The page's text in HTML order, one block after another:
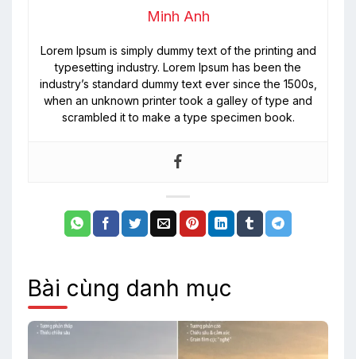
Minh Anh
Lorem Ipsum is simply dummy text of the printing and
typesetting industry. Lorem Ipsum has been the
industry’s standard dummy text ever since the 1500s,
when an unknown printer took a galley of type and
scrambled it to make a type specimen book.
Bài cùng danh mục